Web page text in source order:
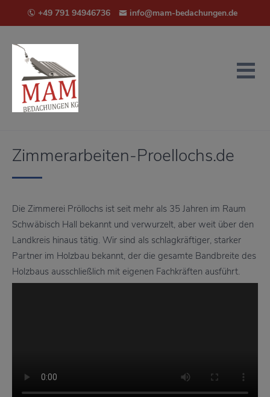
+49 791 94946736 info@mam-bedachungen.de
Zimmerarbeiten-Proellochs.de
Die Zimmerei Pröllochs ist seit mehr als 35 Jahren im Raum
Schwäbisch Hall bekannt und verwurzelt, aber weit über den
Landkreis hinaus tätig. Wir sind als schlagkräftiger, starker
Partner im Holzbau bekannt, der die gesamte Bandbreite des
Holzbaus ausschließlich mit eigenen Fachkräften ausführt.